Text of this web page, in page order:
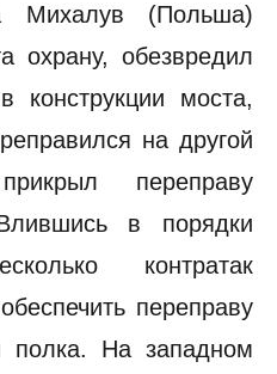
Михалув (Польша)
охрану, обезвредил
моста,
на другой
переправу
в порядки
контратак
переправу
полка. На западном